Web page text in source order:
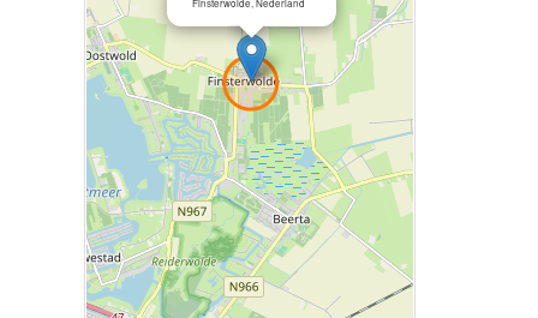
Finsterwolde, Nederland